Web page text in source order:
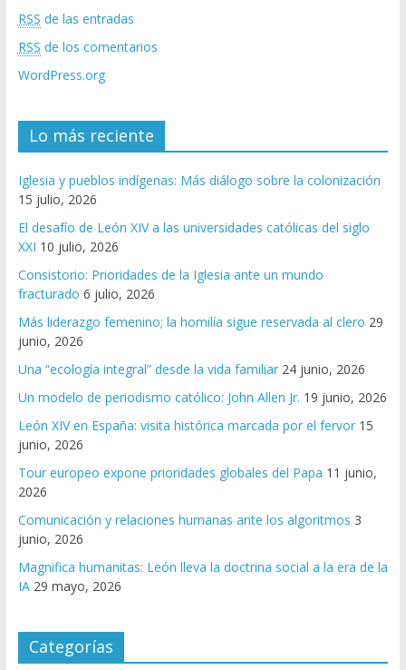
RSS de las entradas
RSS de los comentarios
WordPress.org
Lo más reciente
Iglesia y pueblos indígenas: Más diálogo sobre la colonización
15 julio, 2026
El desafío de León XIV a las universidades católicas del siglo
XXI 10 julio, 2026
Consistorio: Prioridades de la Iglesia ante un mundo
fracturado 6 julio, 2026
Más liderazgo femenino; la homilía sigue reservada al clero 29
junio, 2026
Una “ecología integral” desde la vida familiar 24 junio, 2026
Un modelo de periodismo católico: John Allen Jr. 19 junio, 2026
León XIV en España: visita histórica marcada por el fervor 15
junio, 2026
Tour europeo expone prioridades globales del Papa 11 junio,
2026
Comunicación y relaciones humanas ante los algoritmos 3
junio, 2026
Magnifica humanitas: León lleva la doctrina social a la era de la
IA 29 mayo, 2026
Categorías